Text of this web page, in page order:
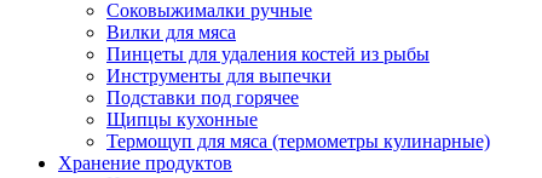
Соковыжималки ручные
Вилки для мяса
Пинцеты для удаления костей из рыбы
Инструменты для выпечки
Подставки под горячее
Щипцы кухонные
Термощуп для мяса (термометры кулинарные)
Хранение продуктов